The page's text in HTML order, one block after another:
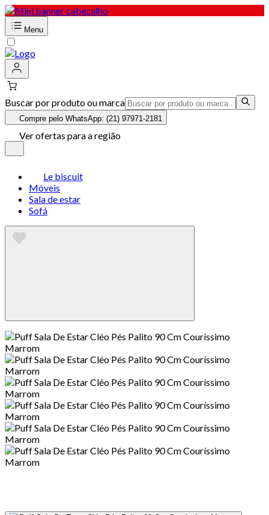
Menu
Buscar por produto ou marca
Compre pelo WhatsApp: (21) 97971-2181
Ver ofertas para a região
Le biscuit
Móveis
Sala de estar
Sofá